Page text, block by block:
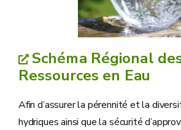
Schéma Régional
Ressources en Eau
Afin d’assurer la pérennité et la
hydriques ainsi que la sécurité